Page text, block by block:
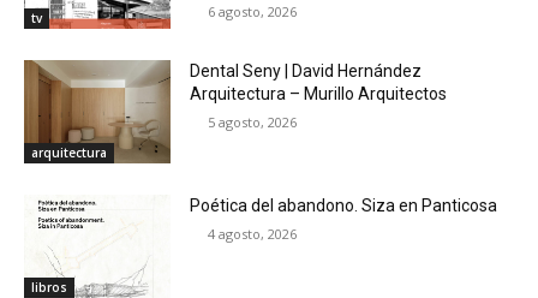
tv 6 agosto, 2026
arquitectura
Dental Seny | David Hernández
Arquitectura – Murillo Arquitectos
5 agosto, 2026
libros
Poética del abandono. Siza en Panticosa
4 agosto, 2026